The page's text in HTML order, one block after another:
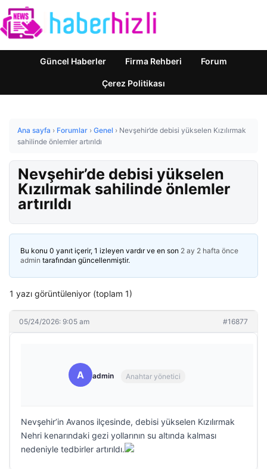
Güncel Haberler Firma Rehberi Forum
Çerez Politikası
Ana sayfa › Forumlar › Genel › Nevşehir’de debisi yükselen Kızılırmak
sahilinde önlemler artırıldı
Nevşehir’de debisi yükselen
Kızılırmak sahilinde önlemler
artırıldı
Bu konu 0 yanıt içerir, 1 izleyen vardır ve en son 2 ay 2 hafta önce
admin tarafından güncellenmiştir.
1 yazı görüntüleniyor (toplam 1)
05/24/2026: 9:05 am #16877
A admin Anahtar yönetici
Nevşehir’in Avanos ilçesinde, debisi yükselen Kızılırmak
Nehri kenarındaki gezi yollarının su altında kalması
nedeniyle tedbirler artırıldı.